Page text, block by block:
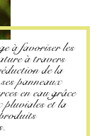
à favoriser les
à travers
de la
panneaux
en eau grâce
pluviales et la